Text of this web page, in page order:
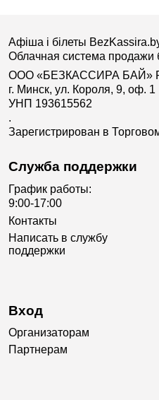
Афіша і білеты
Облачная система
ООО «БЕЗКАССИРА БАЙ»
г. Минск, ул. Короля, 9, оф. 1
УНП 193615562
.
Зарегистрирован в
Служба поддержки
График работы:
9:00-17:00
Контакты
Написать в службу
поддержки
Вход
Организаторам
Партнерам